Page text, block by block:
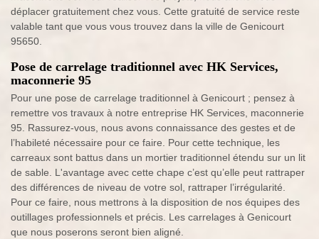
déplacer gratuitement chez vous. Cette gratuité de service reste
valable tant que vous vous trouvez dans la ville de Genicourt
95650.
Pose de carrelage traditionnel avec HK Services,
maconnerie 95
Pour une pose de carrelage traditionnel à Genicourt ; pensez à
remettre vos travaux à notre entreprise HK Services, maconnerie
95. Rassurez-vous, nous avons connaissance des gestes et de
l’habileté nécessaire pour ce faire. Pour cette technique, les
carreaux sont battus dans un mortier traditionnel étendu sur un lit
de sable. L'avantage avec cette chape c’est qu’elle peut rattraper
des différences de niveau de votre sol, rattraper l’irrégularité.
Pour ce faire, nous mettrons à la disposition de nos équipes des
outillages professionnels et précis. Les carrelages à Genicourt
que nous poserons seront bien aligné.